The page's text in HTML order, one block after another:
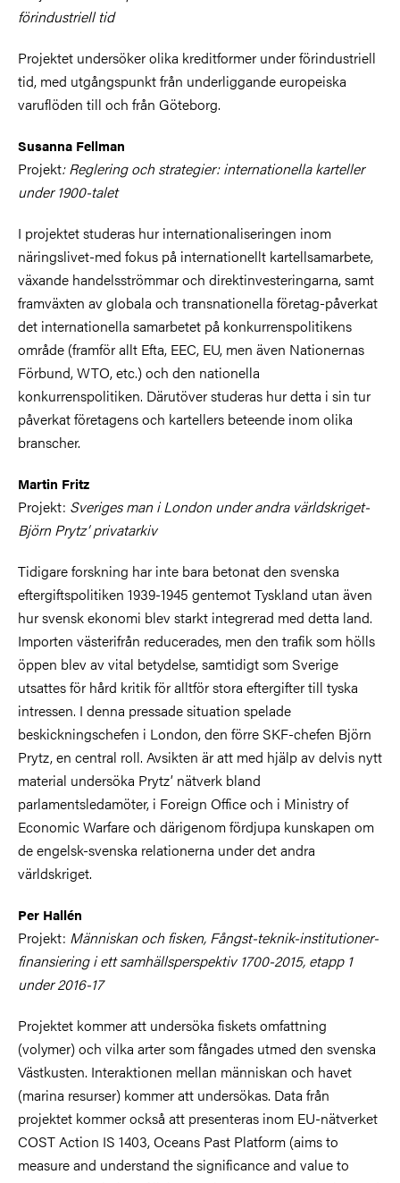
förindustriell tid
Projektet undersöker olika kreditformer under förindustriell
tid, med utgångspunkt från underliggande europeiska
varuflöden till och från Göteborg.
Susanna Fellman
Projekt: Reglering och strategier: internationella karteller
under 1900-talet
I projektet studeras hur internationaliseringen inom
näringslivet-med fokus på internationellt kartellsamarbete,
växande handelsströmmar och direktinvesteringarna, samt
framväxten av globala och transnationella företag-påverkat
det internationella samarbetet på konkurrenspolitikens
område (framför allt Efta, EEC, EU, men även Nationernas
Förbund, WTO, etc.) och den nationella
konkurrenspolitiken. Därutöver studeras hur detta i sin tur
påverkat företagens och kartellers beteende inom olika
branscher.
Martin Fritz
Projekt: Sveriges man i London under andra världskriget-
Björn Prytz’ privatarkiv
Tidigare forskning har inte bara betonat den svenska
eftergiftspolitiken 1939-1945 gentemot Tyskland utan även
hur svensk ekonomi blev starkt integrerad med detta land.
Importen västerifrån reducerades, men den trafik som hölls
öppen blev av vital betydelse, samtidigt som Sverige
utsattes för hård kritik för alltför stora eftergifter till tyska
intressen. I denna pressade situation spelade
beskickningschefen i London, den förre SKF-chefen Björn
Prytz, en central roll. Avsikten är att med hjälp av delvis nytt
material undersöka Prytz’ nätverk bland
parlamentsledamöter, i Foreign Office och i Ministry of
Economic Warfare och därigenom fördjupa kunskapen om
de engelsk-svenska relationerna under det andra
världskriget.
Per Hallén
Projekt: Människan och fisken, Fångst-teknik-institutioner-
finansiering i ett samhällsperspektiv 1700-2015, etapp 1
under 2016-17
Projektet kommer att undersöka fiskets omfattning
(volymer) och vilka arter som fångades utmed den svenska
Västkusten. Interaktionen mellan människan och havet
(marina resurser) kommer att undersökas. Data från
projektet kommer också att presenteras inom EU-nätverket
COST Action IS 1403, Oceans Past Platform (aims to
measure and understand the significance and value to